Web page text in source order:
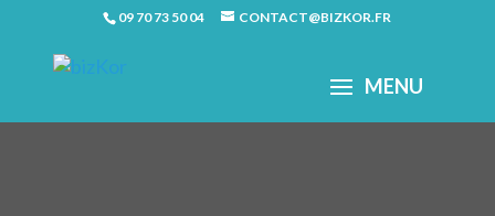
09 70 73 50 04 CONTACT@BIZKOR.FR